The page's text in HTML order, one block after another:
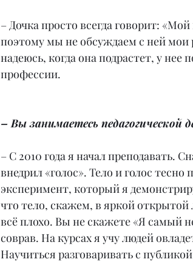
– Дочка просто всегда говорит:
поэтому мы не обсуждаем с ней мои
надеюсь, когда она подрастет, у
профессии.
– Вы занимаетесь
– С 2010 года я начал преподавать.
внедрил «голос». Тело и голос
эксперимент, который я
что тело, скажем, в яркой открытой
всё плохо. Вы не скажете «Я самый
соврав. На курсах я учу людей
Научиться разговаривать с